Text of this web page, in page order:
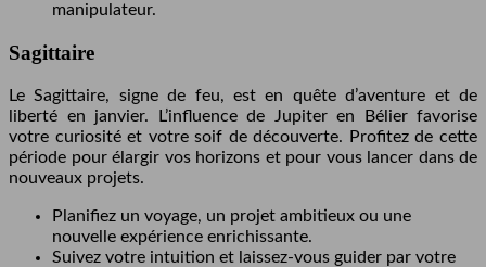
manipulateur.
Sagittaire
Le Sagittaire, signe de feu, est en quête d’aventure et de
liberté en janvier. L’influence de Jupiter en Bélier favorise
votre curiosité et votre soif de découverte. Profitez de cette
période pour élargir vos horizons et pour vous lancer dans de
nouveaux projets.
Planifiez un voyage, un projet ambitieux ou une
nouvelle expérience enrichissante.
Suivez votre intuition et laissez-vous guider par votre